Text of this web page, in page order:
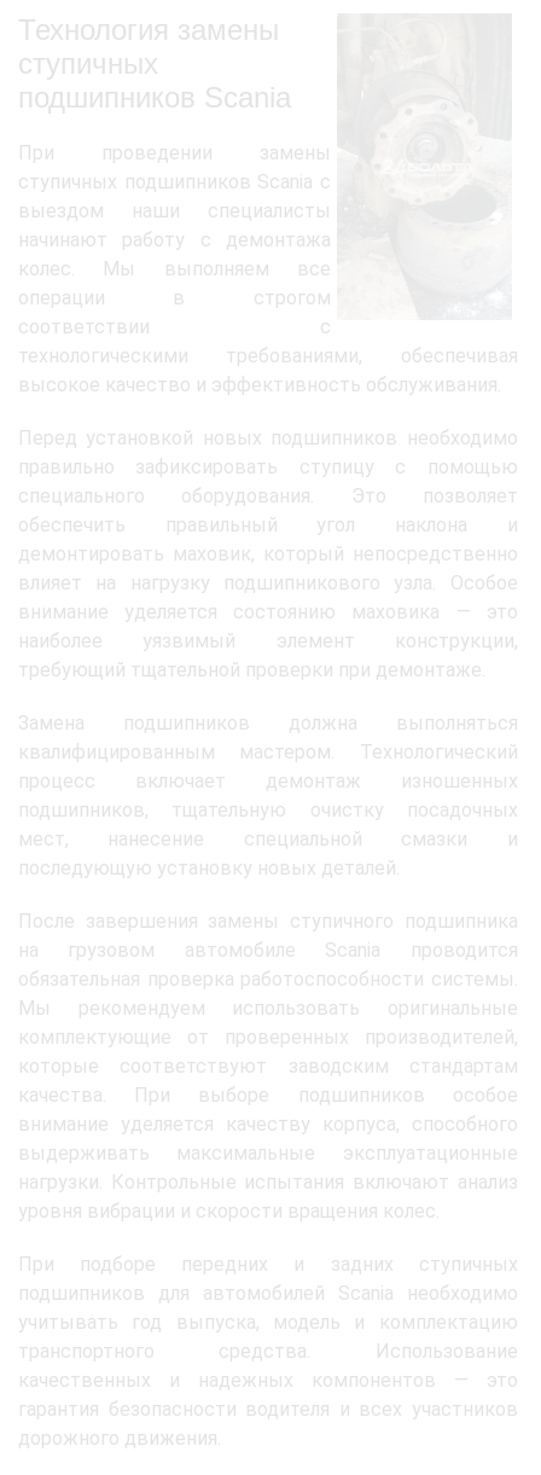
Технология замены
ступичных
подшипников Scania
При проведении замены
ступичных подшипников Scania с
выездом наши специалисты
начинают работу с демонтажа
колес. Мы выполняем все
операции в строгом
соответствии с
технологическими требованиями, обеспечивая
высокое качество и эффективность обслуживания.
Перед установкой новых подшипников необходимо
правильно зафиксировать ступицу с помощью
специального оборудования. Это позволяет
обеспечить правильный угол наклона и
демонтировать маховик, который непосредственно
влияет на нагрузку подшипникового узла. Особое
внимание уделяется состоянию маховика — это
наиболее уязвимый элемент конструкции,
требующий тщательной проверки при демонтаже.
Замена подшипников должна выполняться
квалифицированным мастером. Технологический
процесс включает демонтаж изношенных
подшипников, тщательную очистку посадочных
мест, нанесение специальной смазки и
последующую установку новых деталей.
После завершения замены ступичного подшипника
на грузовом автомобиле Scania проводится
обязательная проверка работоспособности системы.
Мы рекомендуем использовать оригинальные
комплектующие от проверенных производителей,
которые соответствуют заводским стандартам
качества. При выборе подшипников особое
внимание уделяется качеству корпуса, способного
выдерживать максимальные эксплуатационные
нагрузки. Контрольные испытания включают анализ
уровня вибрации и скорости вращения колес.
При подборе передних и задних ступичных
подшипников для автомобилей Scania необходимо
учитывать год выпуска, модель и комплектацию
транспортного средства. Использование
качественных и надежных компонентов — это
гарантия безопасности водителя и всех участников
дорожного движения.